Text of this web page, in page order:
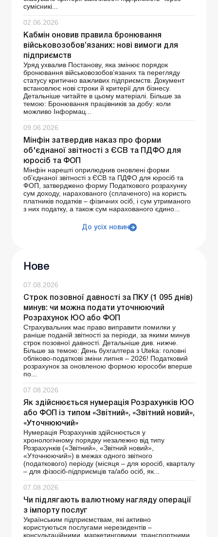
сумісникі...
02.06.2026
Кабмін оновив правила бронювання
військовозобов’язаних: нові вимоги для
підприємств
Уряд ухвалив Постанову, яка змінює порядок
бронювання військовозобов’язаних та перегляду
статусу критично важливих підприємств. Документ
встановлює нові строки й критерії для бізнесу.
Детальніше читайте в цьому матеріалі. Більше за
темою: Бронювання працівників за добу: коли
можливо Інформац...
09.06.2026
Мінфін затвердив наказ про форми
об'єднаної звітності з ЄСВ та ПДФО для
юросіб та ФОП
Мінфін нарешті оприлюднив оновлені форми
об’єднаної звітності з ЄСВ та ПДФО для юросіб та
ФОП, затверджено форму Податкового розрахунку
сум доходу, нарахованого (сплаченого) на користь
платників податків – фізичних осіб, і сум утриманого
з них податку, а також сум нарахованого єдино...
До усіх новин
Нове
07.08.2026
Строк позовної давності за ПКУ (1 095 днів)
минув: чи можна подати уточнюючий
Розрахунок ЮО або ФОП
Страхувальник має право виправити помилки у
раніше поданій звітності за періоди, за якими минув
строк позовної давності. Детальніше див. нижче.
Більше за темою: День бухгалтера з Uteka: головні
обліково-податкові зміни липня – 2026! Податковий
розрахунок за оновленою формою юрособи вперше
по...
07.08.2026
Як здійснюється нумерація Розрахунків ЮО
або ФОП із типом «Звітний», «Звітний новий»,
«Уточнюючий»
Нумерація Розрахунків здійснюється у
хронологічному порядку незалежно від типу
Розрахунків («Звітний», «Звітний новий»,
«Уточнюючий») в межах одного звітного
(податкового) періоду (місяця – для юросіб, кварталу
– для фізосіб-підприємців та/або осіб, як...
07.08.2026
Чи підлягають валютному нагляду операції
з імпорту послуг
Українським підприємствам, які активно
користуються послугами нерезидентів –
консультаційними, маркетинговими, транспортними,